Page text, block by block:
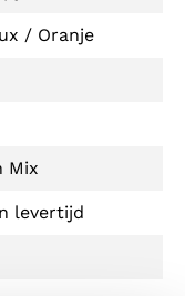
/ Oranje
Mix
levertijd